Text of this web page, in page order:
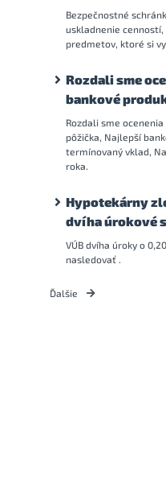
Bezpečnostné
uskladnenie
predmetov, ktoré si
Rozdali sme
bankové
Rozdali sme
pôžička, Najlepší
termínovaný vklad,
roka.
Hypotekárny
dvíha úrokové
VÚB dvíha úroky o
nasledovať .
Ďalšie